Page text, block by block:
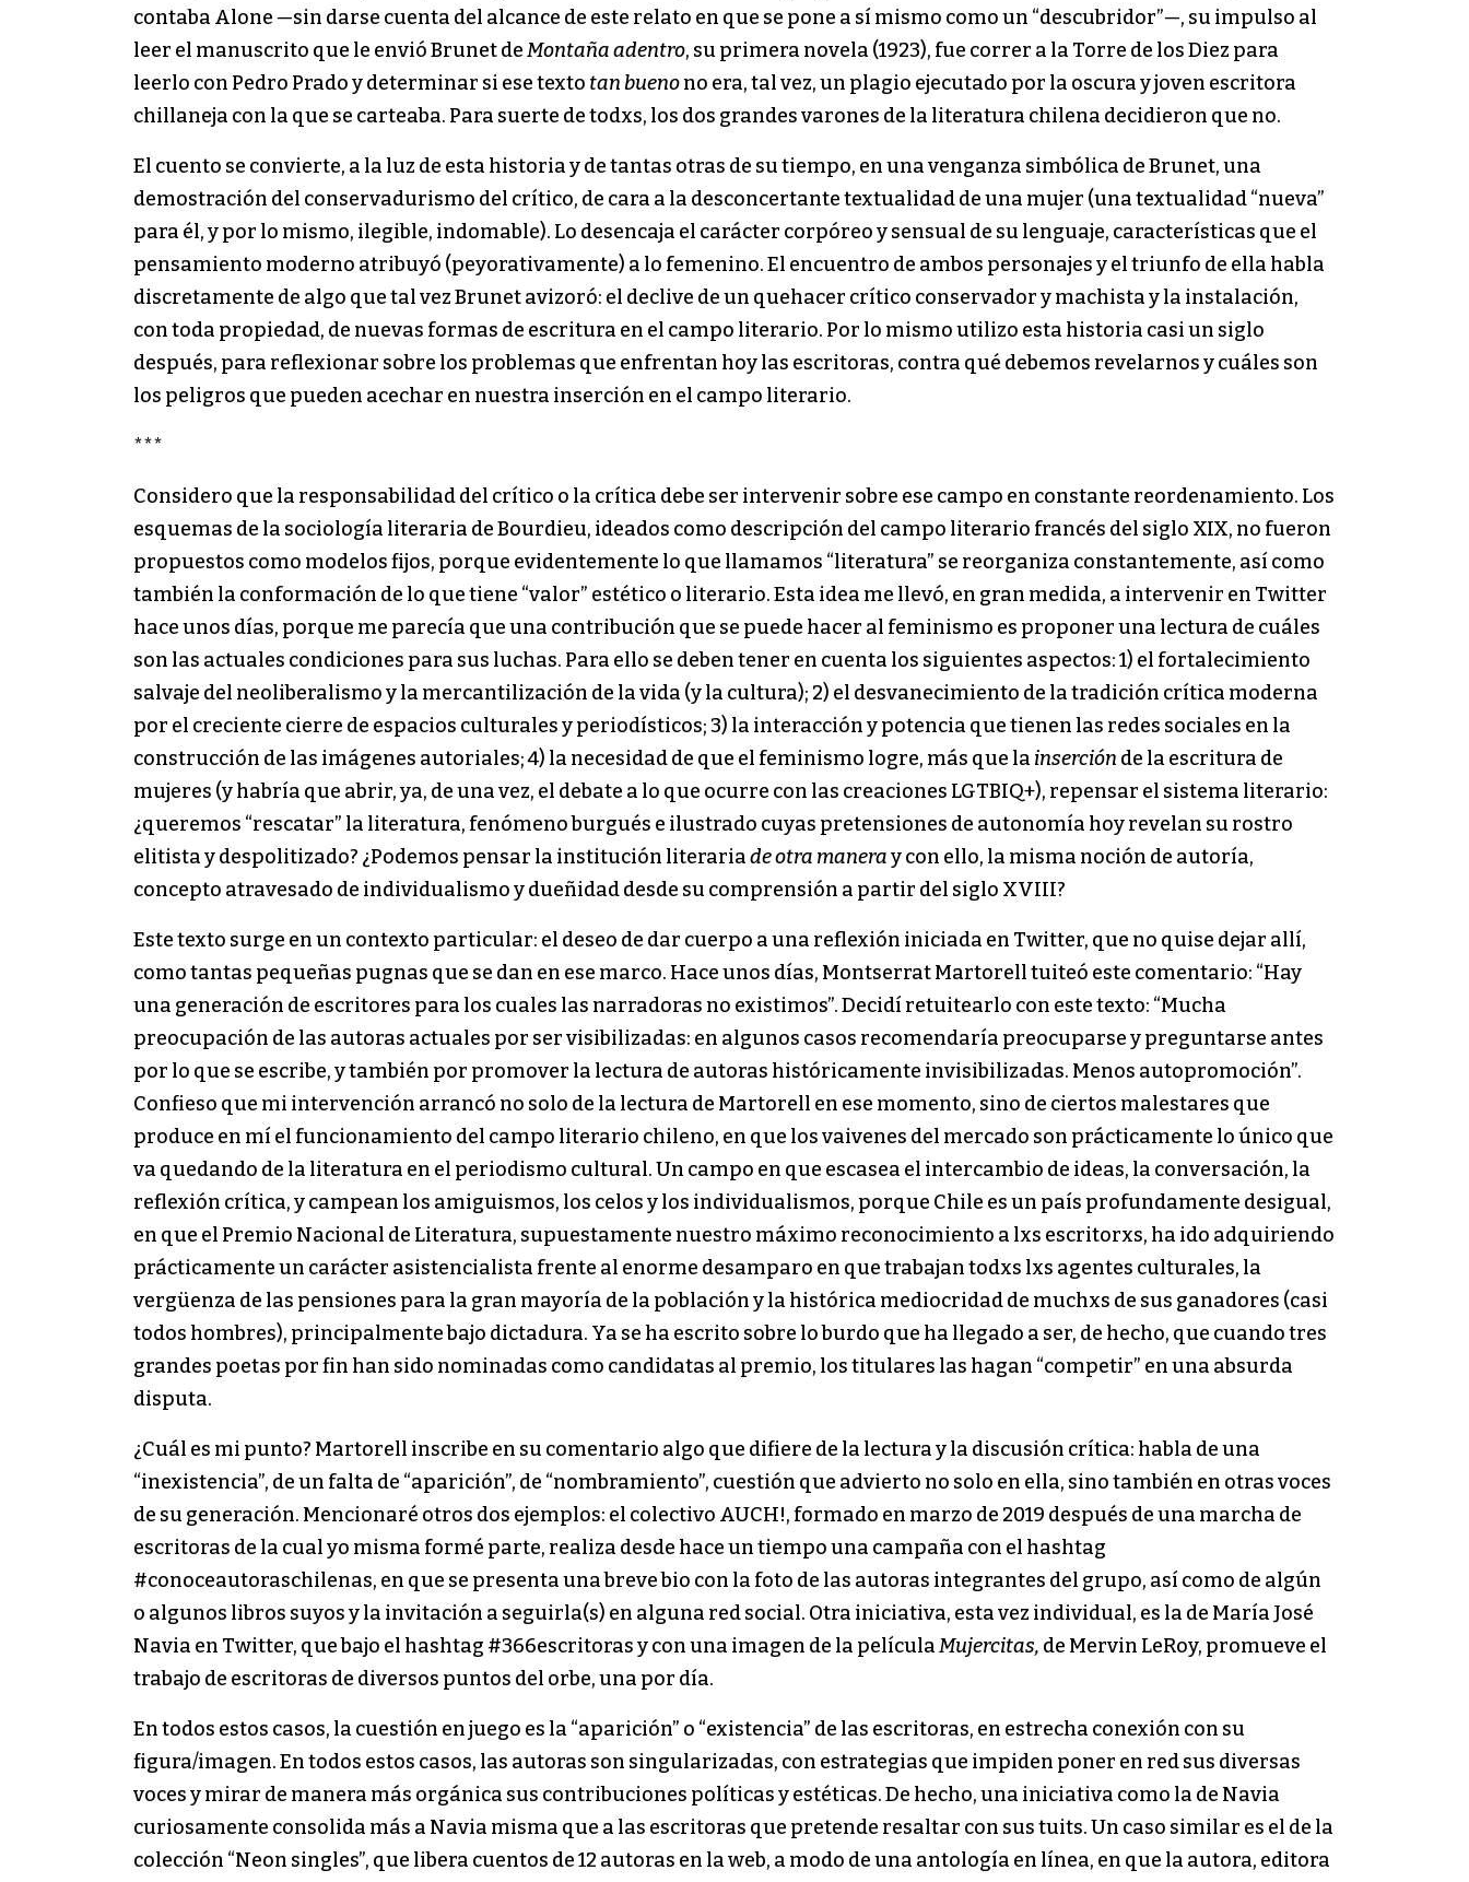
contaba Alone —sin darse cuenta del alcance de este relato en que se pone a sí mismo como un “descubridor”—, su impulso al
leer el manuscrito que le envió Brunet deMontaña adentro, su primera novela (1923), fue correr a la Torre de los Diez para
leerlo con Pedro Prado y determinar si ese texto tan buenono era, tal vez, un plagio ejecutado por la oscura y joven escritora
chillaneja con la que se carteaba. Para suerte de todxs, los dos grandes varones de la literatura chilena decidieron que no.
El cuento se convierte, a la luz de esta historia y de tantas otras de su tiempo, en una venganza simbólica de Brunet, una
demostración del conservadurismo del crítico, de cara a la desconcertante textualidad de una mujer (una textualidad “nueva”
para él, y por lo mismo, ilegible, indomable). Lo desencaja el carácter corpóreo y sensual de su lenguaje, características que el
pensamiento moderno atribuyó (peyorativamente) a lo femenino. El encuentro de ambos personajes y el triunfo de ella habla
discretamente de algo que tal vez Brunet avizoró: el declive de un quehacer crítico conservador y machista y la instalación,
con toda propiedad, de nuevas formas de escritura en el campo literario. Por lo mismo utilizo esta historia casi un siglo
después, para reflexionar sobre los problemas que enfrentan hoy las escritoras, contra qué debemos revelarnos y cuáles son
los peligros que pueden acechar en nuestra inserción en el campo literario.
***
Considero que la responsabilidad del crítico o la crítica debe ser intervenir sobre ese campo en constante reordenamiento. Los
esquemas de la sociología literaria de Bourdieu, ideados como descripción del campo literario francés del siglo XIX, no fueron
propuestos como modelos fijos, porque evidentemente lo que llamamos “literatura” se reorganiza constantemente, así como
también la conformación de lo que tiene “valor” estético o literario. Esta idea me llevó, en gran medida, a intervenir en Twitter
hace unos días, porque me parecía que una contribución que se puede hacer al feminismo es proponer una lectura de cuáles
son las actuales condiciones para sus luchas. Para ello se deben tener en cuenta los siguientes aspectos: 1) el fortalecimiento
salvaje del neoliberalismo y la mercantilización de la vida (y la cultura); 2) el desvanecimiento de la tradición crítica moderna
por el creciente cierre de espacios culturales y periodísticos; 3) la interacción y potencia que tienen las redes sociales en la
construcción de las imágenes autoriales; 4) la necesidad de que el feminismo logre, más que la inserción de la escritura de
mujeres (y habría que abrir, ya, de una vez, el debate a lo que ocurre con las creaciones LGTBIQ+), repensar el sistema literario:
¿queremos “rescatar” la literatura, fenómeno burgués e ilustrado cuyas pretensiones de autonomía hoy revelan su rostro
elitista y despolitizado? ¿Podemos pensar la institución literariade otra maneray con ello, la misma noción de autoría,
concepto atravesado de individualismo y dueñidad desde su comprensión a partir del siglo XVIII?
Este texto surge en un contexto particular: el deseo de dar cuerpo a una reflexión iniciada en Twitter, que no quise dejar allí,
como tantas pequeñas pugnas que se dan en ese marco. Hace unos días, Montserrat Martorell tuiteó este comentario: “Hay
una generación de escritores para los cuales las narradoras no existimos”. Decidí retuitearlo con este texto: “Mucha
preocupación de las autoras actuales por ser visibilizadas: en algunos casos recomendaría preocuparse y preguntarse antes
por lo que se escribe, y también por promover la lectura de autoras históricamente invisibilizadas. Menos autopromoción”.
Confieso que mi intervención arrancó no solo de la lectura de Martorell en ese momento, sino de ciertos malestares que
produce en mí el funcionamiento del campo literario chileno, en que los vaivenes del mercado son prácticamente lo único que
va quedando de la literatura en el periodismo cultural. Un campo en que escasea el intercambio de ideas, la conversación, la
reflexión crítica, y campean los amiguismos, los celos y los individualismos, porque Chile es un país profundamente desigual,
en que el Premio Nacional de Literatura, supuestamente nuestro máximo reconocimiento a lxs escritorxs, ha ido adquiriendo
prácticamente un carácter asistencialista frente al enorme desamparo en que trabajan todxs lxs agentes culturales, la
vergüenza de las pensiones para la gran mayoría de la población y la histórica mediocridad de muchxs de sus ganadores (casi
todos hombres), principalmente bajo dictadura. Ya se ha escrito sobre lo burdo que ha llegado a ser, de hecho, que cuando tres
grandes poetas por fin han sido nominadas como candidatas al premio, los titulares las hagan “competir” en una absurda
disputa.
¿Cuál es mi punto? Martorell inscribe en su comentario algo que difiere de la lectura y la discusión crítica: habla de una
“inexistencia”, de un falta de “aparición”, de “nombramiento”, cuestión que advierto no solo en ella, sino también en otras voces
de su generación. Mencionaré otros dos ejemplos: el colectivo AUCH!, formado en marzo de 2019 después de una marcha de
escritoras de la cual yo misma formé parte, realiza desde hace un tiempo una campaña con el hashtag
#conoceautoraschilenas, en que se presenta una breve bio con la foto de las autoras integrantes del grupo, así como de algún
o algunos libros suyos y la invitación a seguirla(s) en alguna red social. Otra iniciativa, esta vez individual, es la de María José
Navia en Twitter, que bajo el hashtag #366escritoras y con una imagen de la películaMujercitas, de Mervin LeRoy, promueve el
trabajo de escritoras de diversos puntos del orbe, una por día.
En todos estos casos, la cuestión en juego es la “aparición” o “existencia” de las escritoras, en estrecha conexión con su
figura/imagen. En todos estos casos, las autoras son singularizadas, con estrategias que impiden poner en red sus diversas
voces y mirar de manera más orgánica sus contribuciones políticas y estéticas. De hecho, una iniciativa como la de Navia
curiosamente consolida más a Navia misma que a las escritoras que pretende resaltar con sus tuits. Un caso similar es el de la
colección “Neon singles”, que libera cuentos de 12 autoras en la web, a modo de una antología en línea, en que la autora, editora